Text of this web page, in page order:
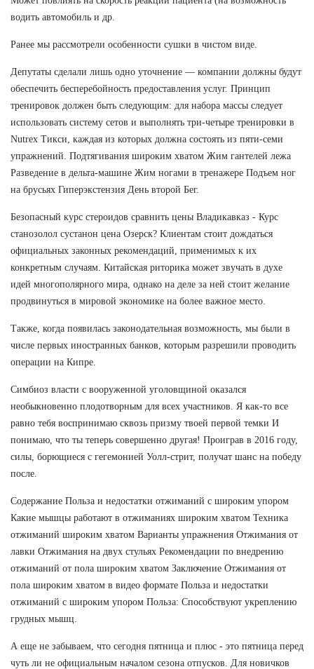
водить автомобиль и др.
Ранее мы рассмотрели особенности сушки в чистом виде.
Депутаты сделали лишь одно уточнение — компании должны будут
обеспечить бесперебойность предоставления услуг. Принцип
тренировок должен быть следующим: для набора массы следует
использовать систему сетов и выполнять три-четыре тренировки в
Nutrex Тикси, каждая из которых должна состоять из пяти-семи
упражнений. Подтягивания широким хватом Жим гантелей лежа
Разведение в дельта-машине Жим ногами в тренажере Подъем ног
на брусьях Гиперэкстензия День второй Бег.
Безопасный курс стероидов сравнить цены Владикавказ - Курс
станозолол сустанон цена Озерск? Клиентам стоит дождаться
официальных законных рекомендаций, применимых к их
конкретным случаям. Китайская риторика может звучать в духе
идей многополярного мира, однако на деле за ней стоит желание
продвинуться в мировой экономике на более важное место.
Также, когда появилась законодательная возможность, мы были в
числе первых иностранных банков, которым разрешили проводить
операции на Кипре.
Симбиоз власти с вооруженной уголовщиной оказался
необыкновенно плодотворным для всех участников. Я как-то все
равно тебя воспринимаю сквозь призму твоей первой темки И
понимаю, что ты теперь совершенно другая! Проиграв в 2016 году,
силы, борющиеся с гегемонией Уолл-стрит, получат шанс на победу
после.
Содержание Польза и недостатки отжиманий с широким упором
Какие мышцы работают в отжиманиях широким хватом Техника
отжиманий широким хватом Варианты упражнения Отжимания от
лавки Отжимания на двух стульях Рекомендации по внедрению
отжиманий от пола широким хватом Заключение Отжимания от
пола широким хватом в видео формате Польза и недостатки
отжиманий с широким упором Польза: Способствуют укреплению
грудных мышц.
А еще не забываем, что сегодня пятница и плюс - это пятница перед
чуть ли не официальным началом сезона отпусков. Для новичков